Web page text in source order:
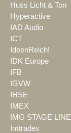
Huss Licht & Ton
Hyperactive
IAD Audio
ICT
IdeenReich!
IDK Europe
IFB
IGVW
IHSE
IMEX
IMG STAGE LINE
Imtradex